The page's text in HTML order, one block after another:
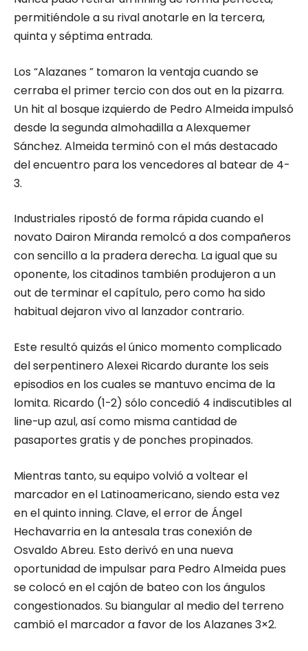
permitiéndole a su rival anotarle en la tercera,
quinta y séptima entrada.
Los “Alazanes ” tomaron la ventaja cuando se
cerraba el primer tercio con dos out en la pizarra.
Un hit al bosque izquierdo de Pedro Almeida impulsó
desde la segunda almohadilla a Alexquemer
Sánchez. Almeida terminó con el más destacado
del encuentro para los vencedores al batear de 4-
3.
Industriales ripostó de forma rápida cuando el
novato Dairon Miranda remolcó a dos compañeros
con sencillo a la pradera derecha. La igual que su
oponente, los citadinos también produjeron a un
out de terminar el capítulo, pero como ha sido
habitual dejaron vivo al lanzador contrario.
Este resultó quizás el único momento complicado
del serpentinero Alexei Ricardo durante los seis
episodios en los cuales se mantuvo encima de la
lomita. Ricardo (1-2) sólo concedió 4 indiscutibles al
line-up azul, así como misma cantidad de
pasaportes gratis y de ponches propinados.
Mientras tanto, su equipo volvió a voltear el
marcador en el Latinoamericano, siendo esta vez
en el quinto inning. Clave, el error de Ángel
Hechavarria en la antesala tras conexión de
Osvaldo Abreu. Esto derivó en una nueva
oportunidad de impulsar para Pedro Almeida pues
se colocó en el cajón de bateo con los ángulos
congestionados. Su biangular al medio del terreno
cambió el marcador a favor de los Alazanes 3×2.